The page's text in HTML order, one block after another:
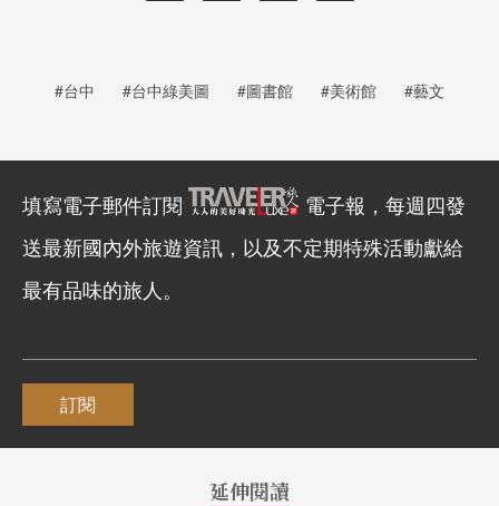
#台中 #台中綠美圖 #圖書館 #美術館 #藝文
填寫電子郵件訂閱
電子報，每週四發
送最新國內外旅遊資訊，以及不定期特殊活動獻給
最有品味的旅人。
訂閱
延伸閱讀